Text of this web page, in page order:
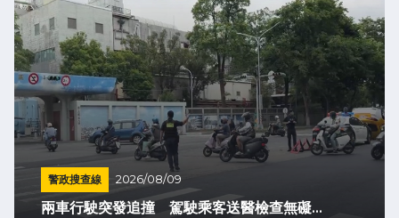
警政搜查線 2026/08/09
兩車行駛突發追撞 駕駛乘客送醫檢查無礙...